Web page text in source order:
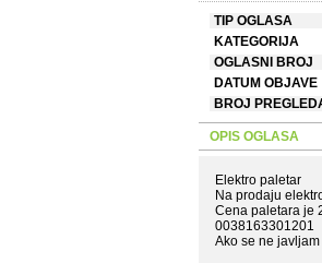
TIP OGLASA
KATEGORIJA
OGLASNI BROJ
DATUM OBJAVE
BROJ
OPIS OGLASA
Elektro paletar
Na prodaju
Cena paletara je
0038163301201
Ako se ne